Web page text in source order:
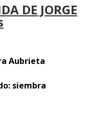
DE JORGE
Aubrieta
siembra